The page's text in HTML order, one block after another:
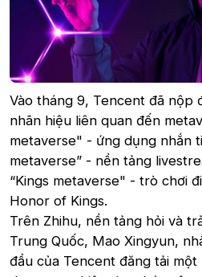
Vào tháng 9, Tencent đã nộp
nhãn hiệu liên quan đến
metaverse" - ứng dụng nhắn
metaverse” - nền tảng
“Kings metaverse" - trò chơi
Honor of Kings.
Trên Zhihu, nền tảng hỏi và
Trung Quốc, Mao Xingyun,
đầu của Tencent đăng tải